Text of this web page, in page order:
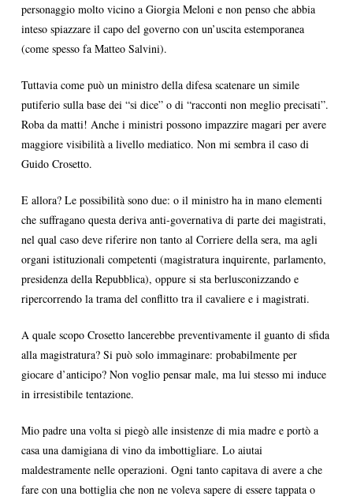
personaggio molto vicino a Giorgia Meloni e non penso che abbia
inteso spiazzare il capo del governo con un’uscita estemporanea
(come spesso fa Matteo Salvini).
Tuttavia come può un ministro della difesa scatenare un simile
putiferio sulla base dei “si dice” o di “racconti non meglio precisati”.
Roba da matti! Anche i ministri possono impazzire magari per avere
maggiore visibilità a livello mediatico. Non mi sembra il caso di
Guido Crosetto.
E allora? Le possibilità sono due: o il ministro ha in mano elementi
che suffragano questa deriva anti-governativa di parte dei magistrati,
nel qual caso deve riferire non tanto al Corriere della sera, ma agli
organi istituzionali competenti (magistratura inquirente, parlamento,
presidenza della Repubblica), oppure si sta berlusconizzando e
ripercorrendo la trama del conflitto tra il cavaliere e i magistrati.
A quale scopo Crosetto lancerebbe preventivamente il guanto di sfida
alla magistratura? Si può solo immaginare: probabilmente per
giocare d’anticipo? Non voglio pensar male, ma lui stesso mi induce
in irresistibile tentazione.
Mio padre una volta si piegò alle insistenze di mia madre e portò a
casa una damigiana di vino da imbottigliare. Lo aiutai
maldestramente nelle operazioni. Ogni tanto capitava di avere a che
fare con una bottiglia che non ne voleva sapere di essere tappata o